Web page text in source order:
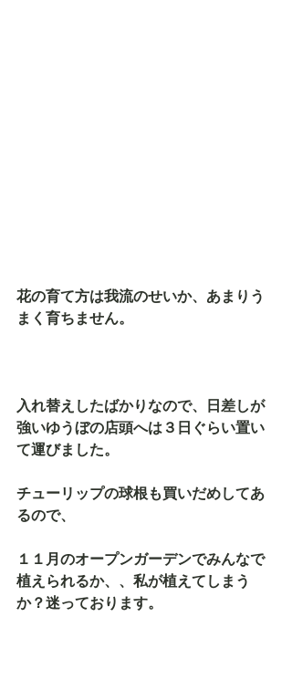
花の育て方は我流のせいか、あまりう
まく育ちません。
入れ替えしたばかりなので、日差しが
強いゆうぼの店頭へは３日ぐらい置い
て運びました。
チューリップの球根も買いだめしてあ
るので、
１１月のオープンガーデンでみんなで
植えられるか、、私が植えてしまう
か？迷っております。